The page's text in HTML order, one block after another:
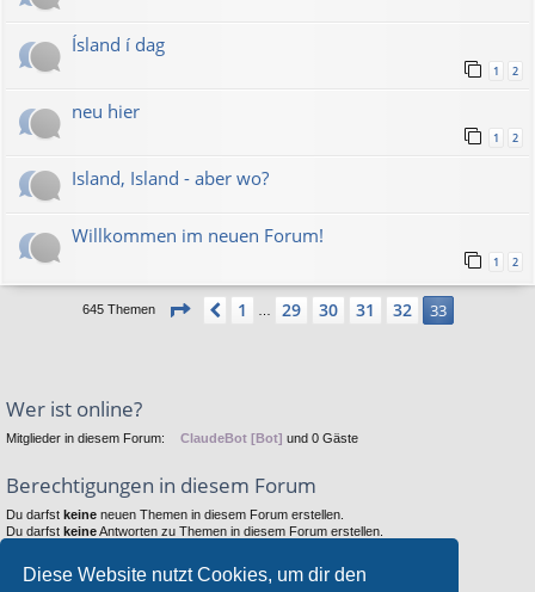
Diese Website nutzt Cookies, um dir den
Ísland í dag
1 2
neu hier
1 2
Island, Island - aber wo?
Willkommen im neuen Forum!
1 2
645 Themen Seite 33 von33
Vorherige
1 29 30 31 32 33
Wer ist online?
Mitglieder in diesem Forum: ClaudeBot [Bot] und 0 Gäste
Berechtigungen in diesem Forum
Du darfst keine neuen Themen in diesem Forum erstellen.
Du darfst keineAntworten zu Themen in diesem Forum erstellen.
Du darfst deine Beiträge in diesem Forum
löschen.
Du darfstkeineDateianhänge in diesem Forum erstellen.